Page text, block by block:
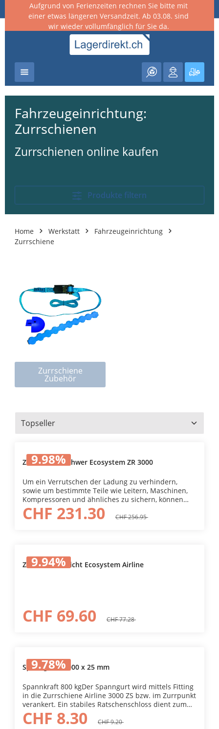
springen
Aufgrund von Ferienzeiten rechnen Sie bitte mit
einer etwas längeren Versandzeit. Ab 03.08. sind
wir wieder vollumfänglich für Sie da.
Fahrzeugeinrichtung:
Zurrschienen
Zurrschienen online kaufen
Produkte filtern
Home Werkstatt
Fahrzeugeinrichtung
Zurrschiene
Zurrschiene
Zubehör
9.98%
Zurrschiene schwer Ecosystem ZR 3000
Um ein Verrutschen der Ladung zu verhindern,
sowie um bestimmte Teile wie Leitern, Maschinen,
Kompressoren und ähnliches zu sichern, können
verschiedene Spann- und Zurrsysteme zum Einsatz
kommen. Zurrschienen können an der
CHF 231.30 CHF 256.95
9.94%
Zurrschiene leicht Ecosystem Airline
CHF 69.60 CHF 77.28
9.78%
Spanngurte 3000 x 25 mm
Spannkraft 800 kgDer Spanngurt wird mittels Fitting
in die Zurrschiene Airline 3000 ZS bzw. im Zurrpunkt
verankert. Ein stabiles Ratschenschloss dient zum
Spannen des Gurtes. Breite25 mmLänge3
mSpannkraft800 kg
CHF 8.30 CHF 9.20